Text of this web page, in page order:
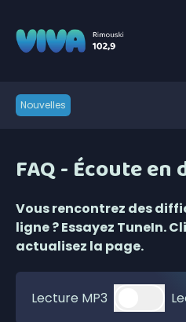
Nouvelles
FAQ - Écoute en
Vous rencontrez des
ligne ? Essayez TuneIn.
actualisez la page.
Lecture MP3